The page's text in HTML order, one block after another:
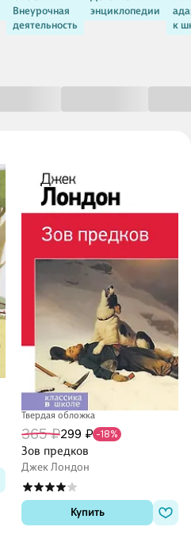
Внеурочная
деятельность
энциклопедии
к
Твердая обложка
365 ₽299 ₽ -18%
Зов предков
Джек Лондон
Купить